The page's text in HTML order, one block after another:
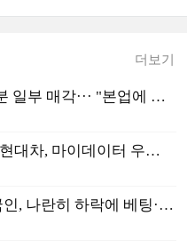
더보기
파마리서치, 씨티씨바이오 지분 일부 매각··· "본업에 집중"
“테슬라·BYD가 韓 삼킬수도” 현대차, 마이데이터 우려···최태원 “AI 갖고 놀 수 있어야 혁신·성공 이뤄” [AI 프리즘*기업 CEO 뉴스]
"‘인버스’ 사들였다" 개인·외국인, 나란히 하락에 베팅···"달러 패권 견제" 中, 위안화 기반 스테이블코인 도입 검토 [AI 프리즘*금융상품 투자자 뉴스]